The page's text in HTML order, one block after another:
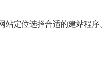
定位选择合适的建站程序。